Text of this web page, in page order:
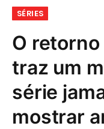
SÉRIES
O
traz um
série
mostrar